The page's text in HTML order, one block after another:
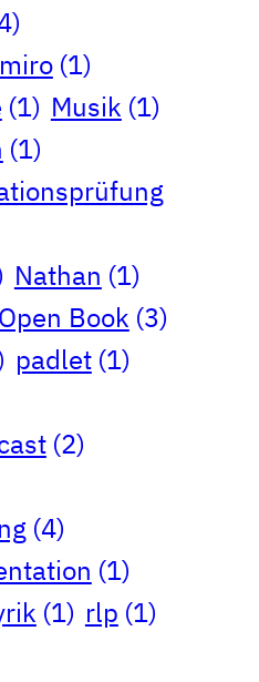
miro (1)
(1) Musik (1)
(1)
Nathan (1)
Open Book (3)
padlet (1)
(2)
(4)
(1)
(1) rlp (1)